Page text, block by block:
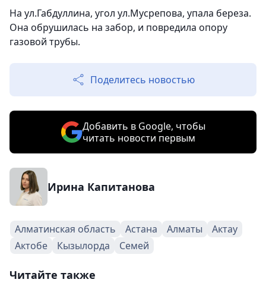
На ул.Габдуллина, угол ул.Мусрепова, упала береза.
Она обрушилась на забор, и повредила опору
газовой трубы.
Поделитесь новостью
Добавить в Google, чтобы
читать новости первым
Ирина Капитанова
Алматинская область Астана Алматы
Актау
Актобе
Кызылорда Семей
Читайте также